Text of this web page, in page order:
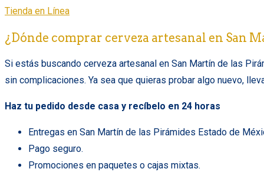
Tienda en Línea
¿Dónde comprar cerveza artesanal en San
Si estás buscando cerveza artesanal en San Martín de las
sin complicaciones. Ya sea que quieras probar algo nuevo,
Haz tu pedido desde casa y recíbelo en 24 horas
Entregas en San Martín de las Pirámides Estado de
Pago seguro.
Promociones en paquetes o cajas mixtas.